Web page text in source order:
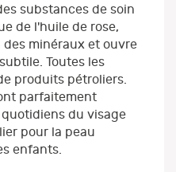
substances de soin
de l'huile de rose,
minéraux et ouvre
Toutes les
produits pétroliers.
parfaitement
du visage
pour la peau
enfants.